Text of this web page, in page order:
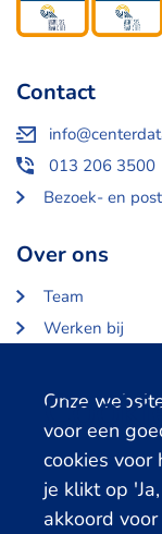
Onze
voor een
cookies voor
je klikt op
akkoord
Contact
013 206 3500
Bezoek- en
Over ons
Team
Werken bij
Partners en
LISS Data
SHARE Data